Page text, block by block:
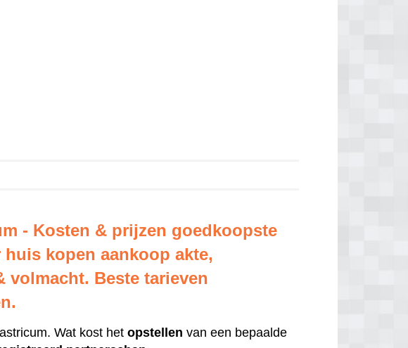
- Kosten & prijzen goedkoopste
kopen aankoop akte,
volmacht. Beste tarieven
Wat kost hetopstellen van een bepaalde